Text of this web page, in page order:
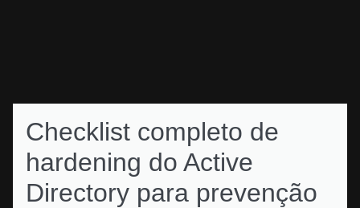
Checklist completo de
hardening do Active
Directory para prevenção